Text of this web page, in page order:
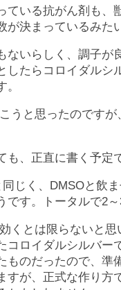
いる抗がん剤も、
決まっているみた
ないらしく、調子が
したらコロイダルシ
うと思ったのです
、正直に書く予定
じく、DMSOと飲
す。トータルで2～
くとは限らないと
コロイダルシルバー
ものだったので、準
すが、正式な作り方